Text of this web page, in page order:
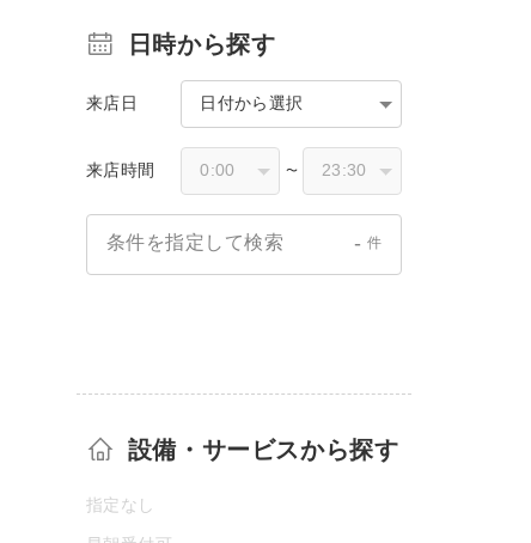
日時から探す
来店日 日付から選択
来店時間 〜
条件を指定して検索 - 件
設備・サービスから探す
指定なし